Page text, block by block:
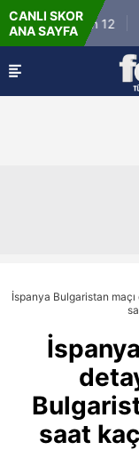
CANLI SKOR
ANA SAYFA
Match 12
İspanya Bulgaristan
saat